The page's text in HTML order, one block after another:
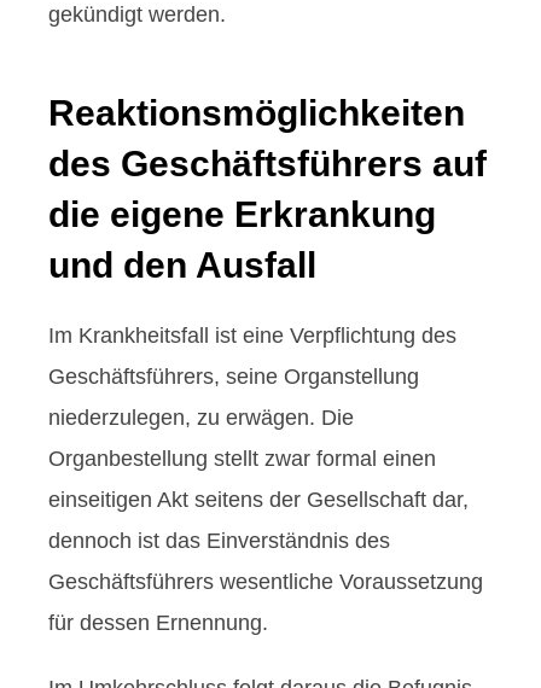
gekündigt werden.
Reaktionsmöglichkeiten
des Geschäftsführers auf
die eigene Erkrankung
und den Ausfall
Im Krankheitsfall ist eine Verpflichtung des
Geschäftsführers, seine Organstellung
niederzulegen, zu erwägen. Die
Organbestellung stellt zwar formal einen
einseitigen Akt seitens der Gesellschaft dar,
dennoch ist das Einverständnis des
Geschäftsführers wesentliche Voraussetzung
für dessen Ernennung.